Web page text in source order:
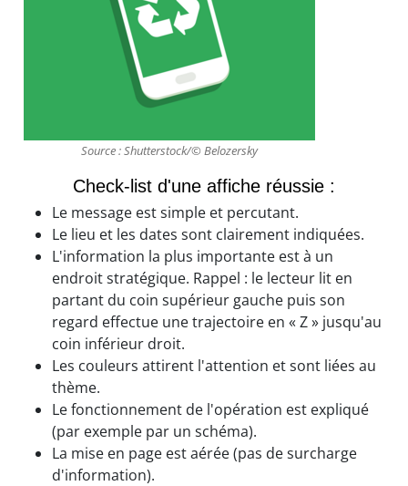
Source : Shutterstock/© Belozersky
Check-list d'une affiche réussie :
Le message est simple et percutant.
Le lieu et les dates sont clairement indiquées.
L'information la plus importante est à un
endroit stratégique. Rappel : le lecteur lit en
partant du coin supérieur gauche puis son
regard effectue une trajectoire en « Z » jusqu'au
coin inférieur droit.
Les couleurs attirent l'attention et sont liées au
thème.
Le fonctionnement de l'opération est expliqué
(par exemple par un schéma).
La mise en page est aérée (pas de surcharge
d'information).